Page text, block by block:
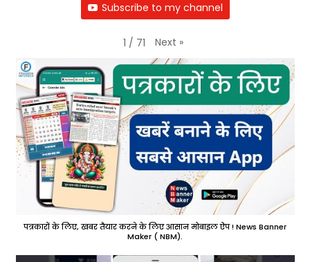
Subscribe to my channel
1 / 71 Next »
पत्रकारों के लिए, खबर तैयार करने के लिए आसान मोबाइल ऐप ! News Banner
Maker ( NBM).